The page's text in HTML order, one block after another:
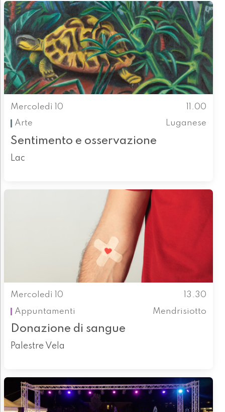
Mercoledì 10
11.00
Arte
Luganese
Sentimento e osservazione
Lac
Mercoledì 10
13.30
Appuntamenti
Mendrisiotto
Donazione di sangue
Palestre Vela